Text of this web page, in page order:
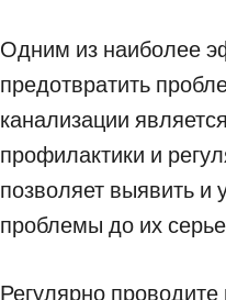
Одним из наиболее
предотвратить
канализации
профилактики и
позволяет выявить и
проблемы до их
Регулярно проводите